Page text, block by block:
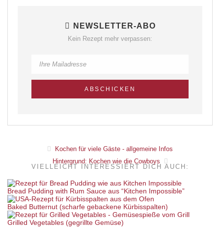
NEWSLETTER-ABO
Kein Rezept mehr verpassen:
Kochen für viele Gäste - allgemeine Infos
Hintergrund: Kochen wie die Cowboys
VIELLEICHT INTERESSIERT DICH AUCH:
Bread Pudding with Rum Sauce aus “Kitchen Impossible”
Baked Butternut (scharfe gebackene Kürbisspalten)
Grilled Vegetables (gegrillte Gemüse)